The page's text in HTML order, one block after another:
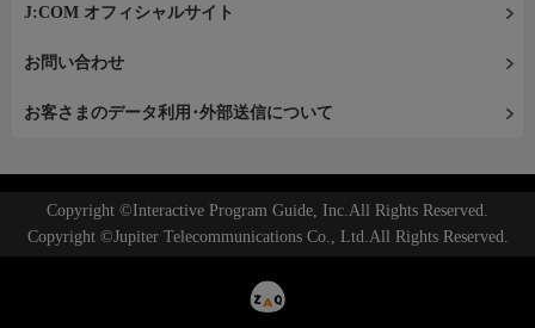
J:COM オフィシャルサイト
お問い合わせ
お客さまのデータ利用･外部送信について
Copyright ©Interactive Program Guide, Inc.All Rights Reserved.
Copyright ©Jupiter Telecommunications Co., Ltd.All Rights Reserved.